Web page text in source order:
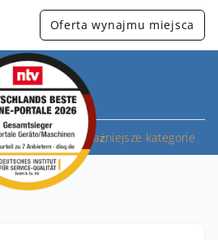
Oferta wynajmu miejsca
Najważniejsze kategorie